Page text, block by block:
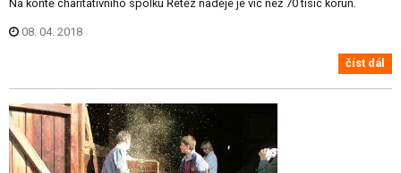
Na kontě charitativního spolku Řetěz naděje je víc než 70 tisíc korun.
08. 04. 2018
číst dál